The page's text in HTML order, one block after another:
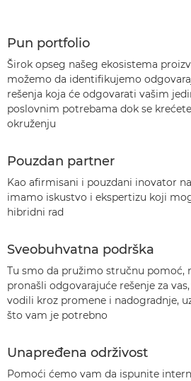
Pun portfolio
Širok opseg našeg ekosistema
možemo da identifikujemo
rešenja koja će odgovarati vašim
poslovnim potrebama dok se
okruženju
Pouzdan partner
Kao afirmisani i pouzdani inovator
imamo iskustvo i ekspertizu koji
hibridni rad
Sveobuhvatna podrška
Tu smo da pružimo stručnu pomoć,
pronašli odgovarajuće rešenje za
vodili kroz promene i nadogradnje,
što vam je potrebno
Unapređena održivost
Pomoći ćemo vam da ispunite